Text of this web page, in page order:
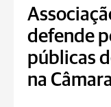
defende
públicas
na